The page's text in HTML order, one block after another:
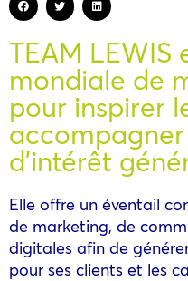
TEAM LEWIS
mondiale de
pour inspirer
accompagner
d’intérêt
Elle offre un éventail
de marketing, de
digitales afin de
pour ses clients et les